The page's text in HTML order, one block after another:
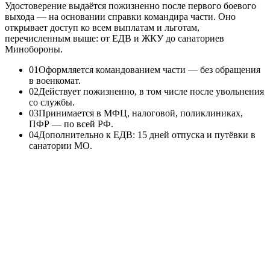
Удостоверение выдаётся пожизненно после первого боевого
выхода — на основании справки командира части. Оно
открывает доступ ко всем выплатам и льготам,
перечисленным выше: от ЕДВ и ЖКУ до санаториев
Минобороны.
01Оформляется командованием части — без обращения
в военкомат.
02Действует пожизненно, в том числе после увольнения
со службы.
03Принимается в МФЦ, налоговой, поликлиниках,
ПФР — по всей РФ.
04Дополнительно к ЕДВ: 15 дней отпуска и путёвки в
санатории МО.